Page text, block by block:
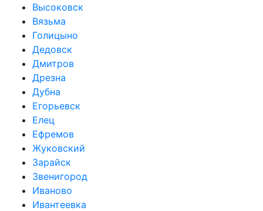
Высоковск
Вязьма
Голицыно
Дедовск
Дмитров
Дрезна
Дубна
Егорьевск
Елец
Ефремов
Жуковский
Зарайск
Звенигород
Иваново
Ивантеевка